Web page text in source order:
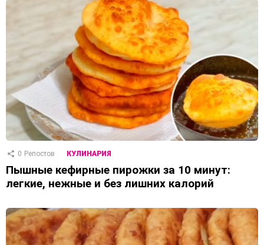
0 Репостов КУЛИНАРИЯ
Пышные кефирные пирожки за 10 минут:
легкие, нежные и без лишних калорий